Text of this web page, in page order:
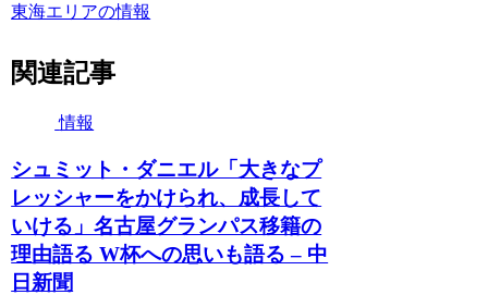
東海エリアの情報
関連記事
情報
シュミット・ダニエル「大きなプ
レッシャーをかけられ、成長して
いける」名古屋グランパス移籍の
理由語る W杯への思いも語る – 中
日新聞